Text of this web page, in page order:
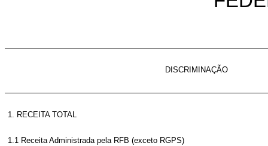
DISCRIMINAÇÃO
1. RECEITA TOTAL
1.1 Receita Administrada pela RFB (exceto RGPS)